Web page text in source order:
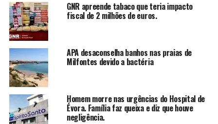
GNR apreende tabaco que teria impacto
fiscal de 2 milhões de euros.
APA desaconselha banhos nas praias de
Milfontes devido a bactéria
Homem morre nas urgências do Hospital de
Évora. Família faz queixa e diz que houve
negligência.